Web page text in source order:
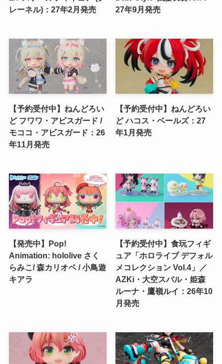
レーネル)：27年2月発売
27年9月発売
【予約受付中】ねんどろい
ど フワワ・アビスガード /
モココ・アビスガード：26
年11月発売
【予約受付中】ねんどろい
ど ハコス・ベールズ：27
年1月発売
【発売中】Pop!
Animation: hololive さく
らみこ/ 森カリオペ / 小鳥遊
キアラ
【予約受付中】食玩フィギ
ュア「ホロライブ デフォル
メコレクション Vol.4」／
AZKi・大空スバル・姫森
ルーナ・鷹嶺ルイ：26年10
月発売